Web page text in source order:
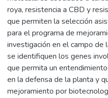
roya, resistencia a CBD y
que permiten la selección
para el programa de
investigación en el campo de
se identifiquen los genes
que permita un
en la defensa de la planta y
mejoramiento por